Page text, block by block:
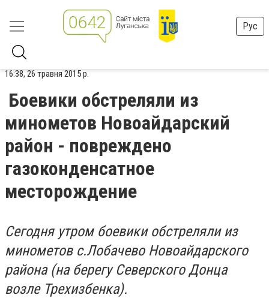
Рус
16:38, 26 травня 2015 р.
Боевики обстреляли из
минометов Новоайдарский
район - повреждено
газоконденсатное
месторождение
Сегодня утром боевики обстреляли из
минометов с.Лобачево Новоайдарского
района (на берегу Северского Донца
возле Трехизбенка).